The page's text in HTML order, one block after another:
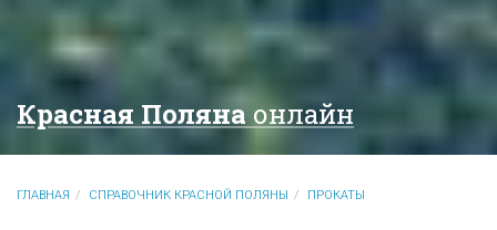
Красная Поляна онлайн
ГЛАВНАЯ СПРАВОЧНИК КРАСНОЙ ПОЛЯНЫ ПРОКАТЫ